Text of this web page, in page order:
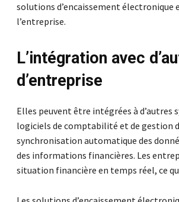
solutions d’encaissement
l’entreprise.
L’intégration avec
d’entreprise
Elles peuvent être intégrées à d’autres
logiciels de comptabilité et de gestion
synchronisation automatique des
des informations financières. Les
situation financière en temps réel, ce